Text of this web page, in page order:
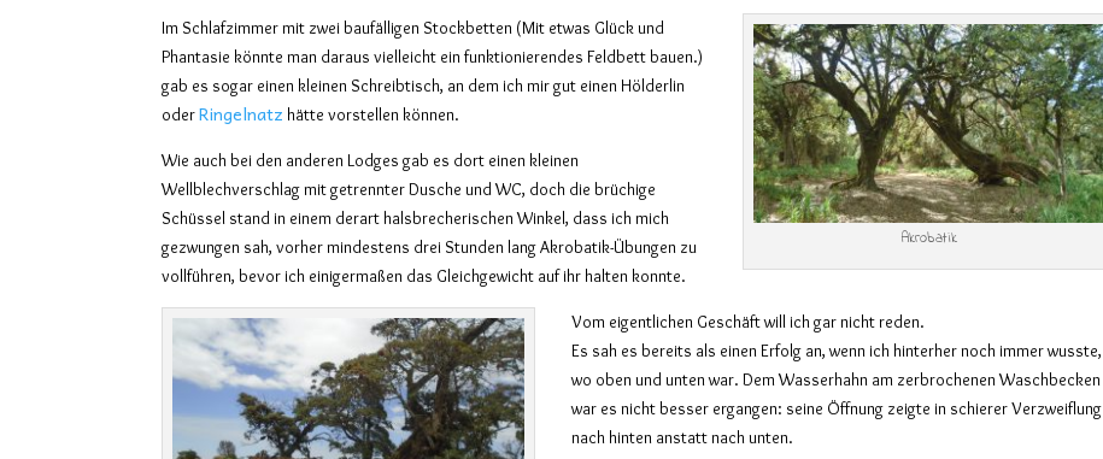
Akrobatik
Im Schlafzimmer mit zwei baufälligen Stockbetten (Mit etwas Glück und
Phantasie könnte man daraus vielleicht ein funktionierendes Feldbett bauen.)
gab es sogar einen kleinen Schreibtisch, an dem ich mir gut einen Hölderlin
oderRingelnatz hätte vorstellen können.
Wie auch bei den anderen Lodges gab es dort einen kleinen
Wellblechverschlag mit getrennter Dusche und WC, doch die brüchige
Schüssel stand in einem derart halsbrecherischen Winkel, dass ich mich
gezwungen sah, vorher mindestens drei Stunden lang Akrobatik-Übungen zu
vollführen, bevor ich einigermaßen das Gleichgewicht auf ihr halten konnte.
Vom eigentlichen Geschäft will ich gar nicht reden.
Es sah es bereits als einen Erfolg an, wenn ich hinterher noch immer wusste,
wo oben und unten war. Dem Wasserhahn am zerbrochenen Waschbecken
war es nicht besser ergangen: seine Öffnung zeigte in schierer Verzweiflung
nach hinten anstatt nach unten.